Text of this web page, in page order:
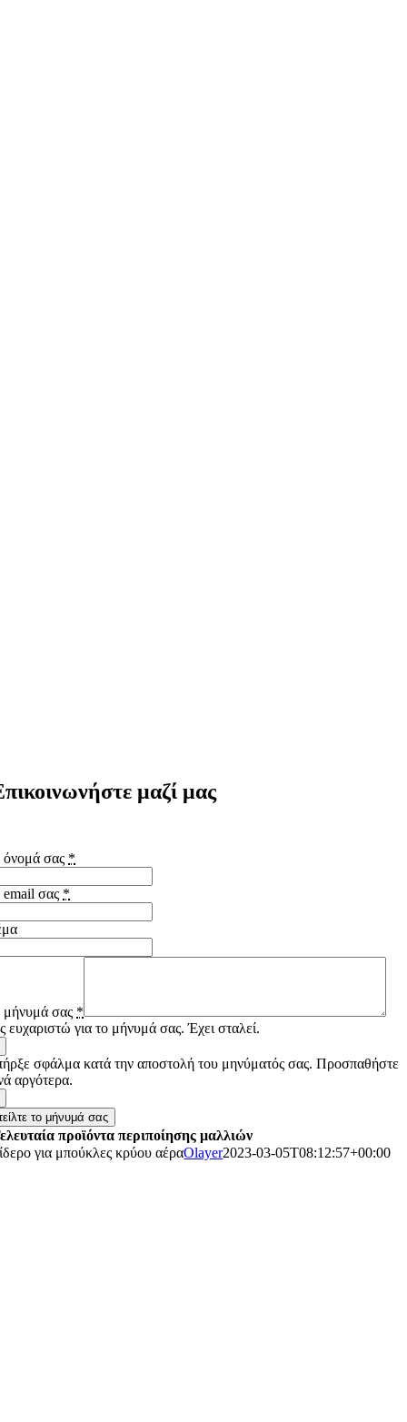
μαζί μας
όνομά σας *
email σας *
μήνυμά σας *
ευχαριστώ για το μήνυμά σας. Έχει σταλεί.
σφάλμα κατά την αποστολή του μηνύματός σας. Προσπαθήστε
αργότερα.
το μήνυμά σας
προϊόντα περιποίησης μαλλιών
για μπούκλες κρύου αέραOlayer2023-03-05T08:12:57+00:00